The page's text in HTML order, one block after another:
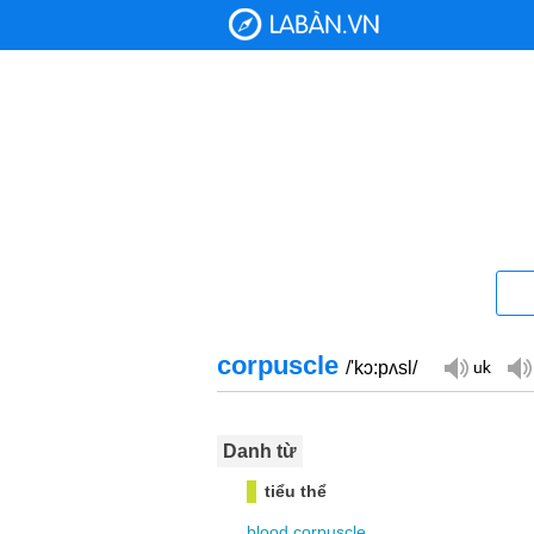
corpuscle /'kɔ:pʌsl/
Danh từ
tiểu thể